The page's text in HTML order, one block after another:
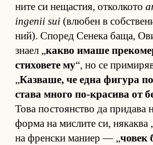
ните си не­щас­тия, от­кол­кото
ingenii sui (влю­бен в
ний). Спо­ред Се­нека ба­ща,
знаел „какво имаше
сти­хо­вете му“, но се
„Каз­ва­ше, че една фи­гура
става много по-кра­сива от
Това пос­то­ян­с­тво да при­дава
форма на мис­лите си, ня­каква
на френ­ски ма­ниер — „чо­век